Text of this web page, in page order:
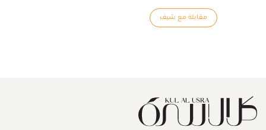
مقابلة مع شيف